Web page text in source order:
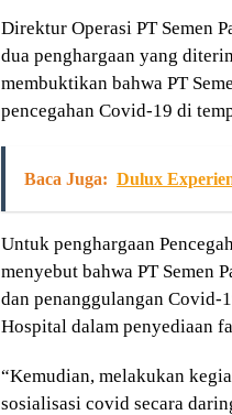
Direktur Operasi PT Semen
dua penghargaan yang
membuktikan bahwa PT
pencegahan Covid-19 di
Baca Juga: Dulux
Untuk penghargaan
menyebut bahwa PT Semen
dan penanggulangan Covid-
Hospital dalam penyediaan
“Kemudian, melakukan
sosialisasi covid secara